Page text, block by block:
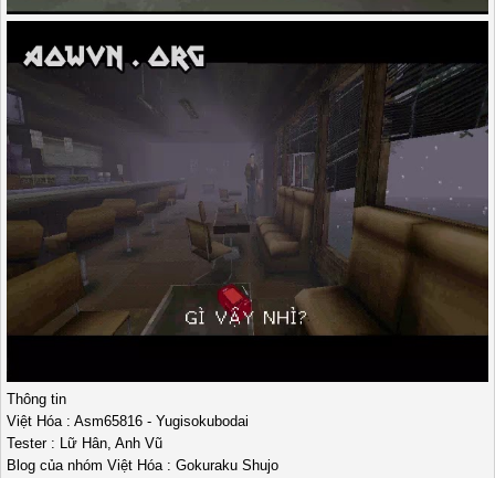
Thông tin
Việt Hóa : Asm65816 - Yugisokubodai
Tester : Lữ Hân, Anh Vũ
Blog của nhóm Việt Hóa : Gokuraku Shujo